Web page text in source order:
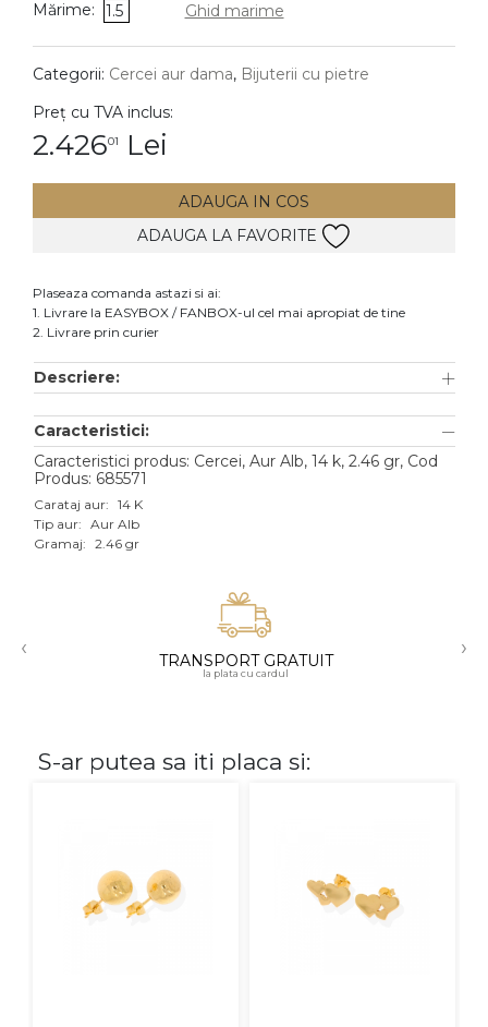
DIAMANTE Vezi toate
Cercei
Accesorii
Aur alb
Aur roz
Aur mixt
18K
Mărime: 1.5 Ghid marime
Categorii: Cercei aur dama, Bijuterii cu pietre
Preț cu TVA inclus:
2.42601 Lei
ADAUGA IN COS
ADAUGA LA FAVORITE
Plaseaza comanda astazi si ai:
1. Livrare la EASYBOX / FANBOX-ul cel mai apropiat de tine
2. Livrare prin curier
Descriere:
Caracteristici:
Caracteristici produs: Cercei, Aur Alb, 14 k, 2.46 gr, Cod
Produs: 685571
Carataj aur: 14 K
Tip aur: Aur Alb
Gramaj: 2.46 gr
‹ TRANSPORT GRATUIT
la plata cu cardul
›
S-ar putea sa iti placa si: